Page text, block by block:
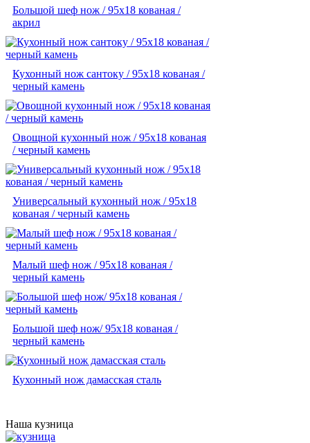
Большой шеф нож / 95х18 кованая /
акрил
Кухонный нож сантоку / 95х18 кованая /
черный камень
Овощной кухонный нож / 95х18 кованая
/ черный камень
Универсальный кухонный нож / 95х18
кованая / черный камень
Малый шеф нож / 95х18 кованая /
черный камень
Большой шеф нож/ 95х18 кованая /
черный камень
Кухонный нож дамасская сталь
Наша кузница